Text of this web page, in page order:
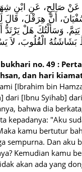
عَنْ صَالِحٍ، عَنِ ابْنِ
أَنَّ هِرَقْلَ،
وَسَأَلْتُكَ هَلْ
بَشَاشَتُهُ الْقُلُوبَ، لاَ
no. 49 :
dan hari
[Ibrahim bin
dari [Ibnu Syihab]
bahwa dia
kepadanya: "Aku
kamu bertutur
sempurna. Dan aku
Kemudian kamu
akan ada yang